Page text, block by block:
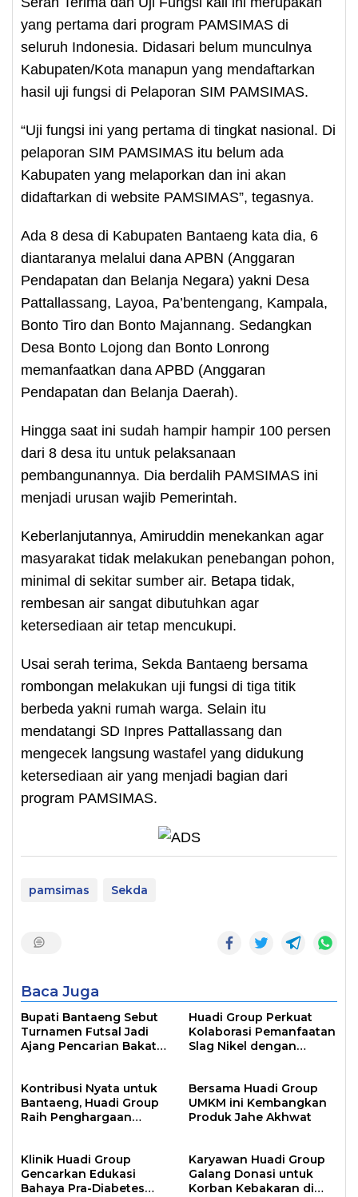
yang pertama dari program PAMSIMAS di
seluruh Indonesia. Didasari belum munculnya
Kabupaten/Kota manapun yang mendaftarkan
hasil uji fungsi di Pelaporan SIM PAMSIMAS.
“Uji fungsi ini yang pertama di tingkat nasional. Di
pelaporan SIM PAMSIMAS itu belum ada
Kabupaten yang melaporkan dan ini akan
didaftarkan di website PAMSIMAS”, tegasnya.
Ada 8 desa di Kabupaten Bantaeng kata dia, 6
diantaranya melalui dana APBN (Anggaran
Pendapatan dan Belanja Negara) yakni Desa
Pattallassang, Layoa, Pa’bentengang, Kampala,
Bonto Tiro dan Bonto Majannang. Sedangkan
Desa Bonto Lojong dan Bonto Lonrong
memanfaatkan dana APBD (Anggaran
Pendapatan dan Belanja Daerah).
Hingga saat ini sudah hampir hampir 100 persen
dari 8 desa itu untuk pelaksanaan
pembangunannya. Dia berdalih PAMSIMAS ini
menjadi urusan wajib Pemerintah.
Keberlanjutannya, Amiruddin menekankan agar
masyarakat tidak melakukan penebangan pohon,
minimal di sekitar sumber air. Betapa tidak,
rembesan air sangat dibutuhkan agar
ketersediaan air tetap mencukupi.
Usai serah terima, Sekda Bantaeng bersama
rombongan melakukan uji fungsi di tiga titik
berbeda yakni rumah warga. Selain itu
mendatangi SD Inpres Pattallassang dan
mengecek langsung wastafel yang didukung
ketersediaan air yang menjadi bagian dari
program PAMSIMAS.
pamsimas Sekda
Baca Juga
Bupati Bantaeng Sebut
Turnamen Futsal Jadi
Ajang Pencarian Bakat
Huadi Group Perkuat
Kolaborasi Pemanfaatan
Slag Nikel dengan
Kontribusi Nyata untuk
Bantaeng, Huadi Group
Raih Penghargaan
Bersama Huadi Group
UMKM ini Kembangkan
Produk Jahe Akhwat
Klinik Huadi Group
Gencarkan Edukasi
Bahaya Pra-Diabetes
Karyawan Huadi Group
Galang Donasi untuk
Korban Kebakaran di